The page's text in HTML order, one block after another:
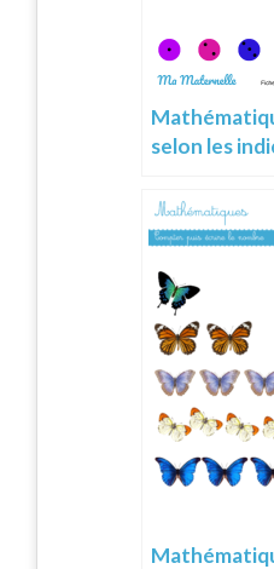
selon les